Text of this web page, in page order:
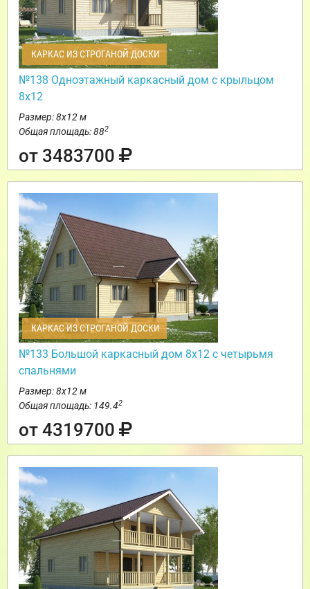
КАРКАС ИЗ СТРОГАНОЙ ДОСКИ
№138 Одноэтажный каркасный дом с крыльцом
8х12
Размер: 8х12 м
Общая площадь: 882
от 3483700
КАРКАС ИЗ СТРОГАНОЙ ДОСКИ
№133 Большой каркасный дом 8х12 с четырьмя
спальнями
Размер: 8х12 м
Общая площадь: 149.42
от 4319700